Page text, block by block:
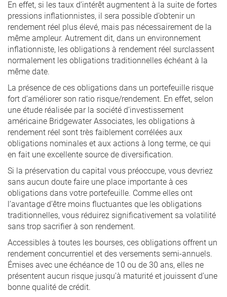
En effet, si les taux d’intérêt augmentent à la suite de fortes
pressions inflationnistes, il sera possible d’obtenir un
rendement réel plus élevé, mais pas nécessairement de la
même ampleur. Autrement dit, dans un environnement
inflationniste, les obligations à rendement réel surclassent
normalement les obligations traditionnelles échéant à la
même date.
La présence de ces obligations dans un portefeuille risque
fort d’améliorer son ratio risque/rendement. En effet, selon
une étude réalisée par la société d’investissement
américaine Bridgewater Associates, les obligations à
rendement réel sont très faiblement corrélées aux
obligations nominales et aux actions à long terme, ce qui
en fait une excellente source de diversification.
Si la préservation du capital vous préoccupe, vous devriez
sans aucun doute faire une place importante à ces
obligations dans votre portefeuille. Comme elles ont
l’avantage d’être moins fluctuantes que les obligations
traditionnelles, vous réduirez significativement sa volatilité
sans trop sacrifier à son rendement.
Accessibles à toutes les bourses, ces obligations offrent un
rendement concurrentiel et des versements semi-annuels.
Émises avec une échéance de 10 ou de 30 ans, elles ne
présentent aucun risque jusqu’à maturité et jouissent d’une
bonne qualité de crédit.